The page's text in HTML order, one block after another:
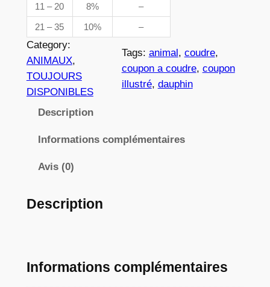
:
3
8
€
7
3
0
11 – 20
8%
–
21 – 35
10% –
Category:
ANIMAUX
TOUJOURS
DISPONIBLES
Tags: animal, coudre
coupon a coudre, coupon
illustré, dauphin
Description
Informations complémentaires
Avis (0)
Description
Informations complémentaires